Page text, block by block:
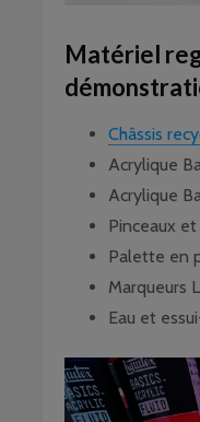
Matériel
Châssis
Acrylique
Acrylique
Pinceaux
Palette en
Marqueurs
Eau et